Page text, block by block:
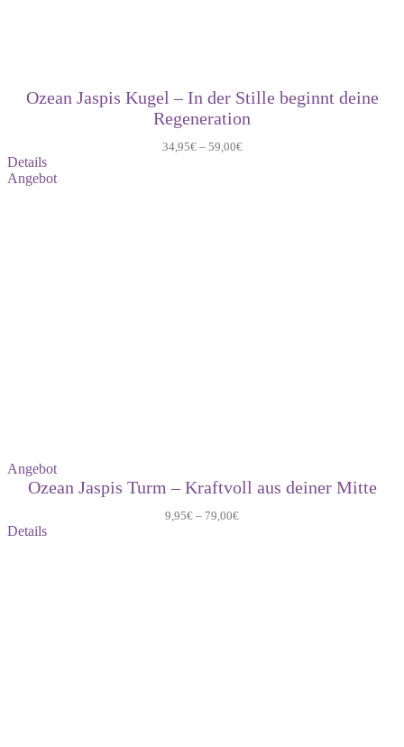
Ozean Jaspis Kugel – In der Stille beginnt deine
Regeneration
34,95€– 59,00€
Details
AngebotProdukt
AngebotProdukt
im
Angebot
Ozean Jaspis Turm – Kraftvoll aus deiner Mitte
9,95€ – 79,00€
Details